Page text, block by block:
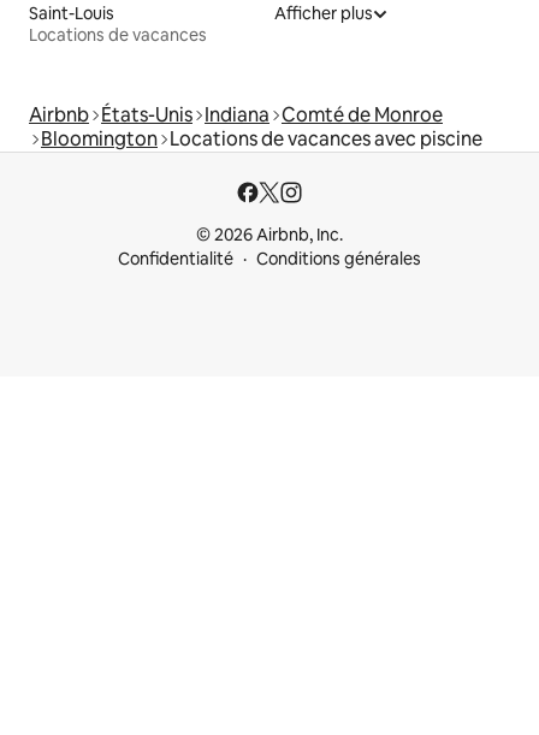
Saint-Louis
Locations de vacances
Afficher plus
Airbnb États-Unis Indiana Comté de Monroe
Bloomington Locations de vacances avec piscine
© 2026 Airbnb, Inc.
Confidentialité
Conditions générales